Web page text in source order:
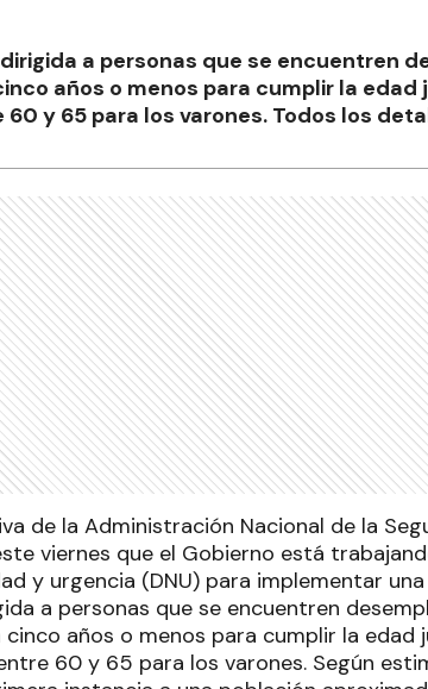
a personas que se encuentren
años o menos para cumplir la
y 65 para los varones. Todos los
de la Administración Nacional de la
viernes que el Gobierno está
y urgencia (DNU) para implementar
a personas que se encuentren
años o menos para cumplir la
60 y 65 para los varones. Según